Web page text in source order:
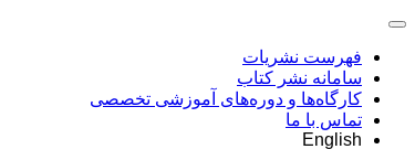
فهرست نشریات
سامانه نشر کتاب
کارگاه‌ها و دوره‌های آموزشی تخصصی
تماس با ما
English